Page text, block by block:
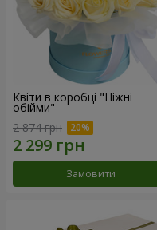
Квіти в коробці "Ніжні
обійми"
2 874 грн
Замовити